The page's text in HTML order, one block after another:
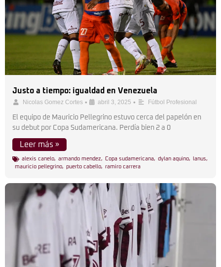
Justo a tiempo: igualdad en Venezuela
Nicolas Gomez Cortes • abril 3, 2025 • Fútbol Profesional
El equipo de Mauricio Pellegrino estuvo cerca del papelón en
su debut por Copa Sudamericana. Perdía bien 2 a 0
Leer más »
alexis canelo, armando mendez, Copa sudamericana, dylan aquino, lanus,
mauricio pellegrino, puerto cabello, ramiro carrera